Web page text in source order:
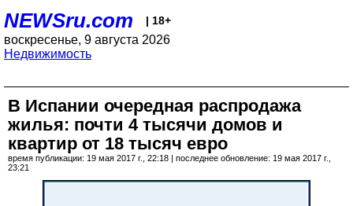
NEWSru.com | 18+
воскресенье, 9 августа 2026
Недвижимость
В Испании очередная распродажа
жилья: почти 4 тысячи домов и
квартир от 18 тысяч евро
время публикации: 19 мая 2017 г., 22:18 | последнее обновление: 19 мая 2017 г.,
23:21